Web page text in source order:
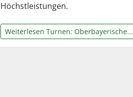
Höchstleistungen.
Weiterlesen Turnen: Oberbayerische...